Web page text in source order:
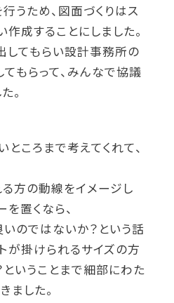
うため、図面づくりはス
作成することにしました。
てもらい設計事務所の
もらって、みんなで協議
。
ところまで考えてくれて、
方の動線をイメージし
を置くなら、
のではないか？という話
が掛けられるサイズの方
いうことまで細部にわた
ました。